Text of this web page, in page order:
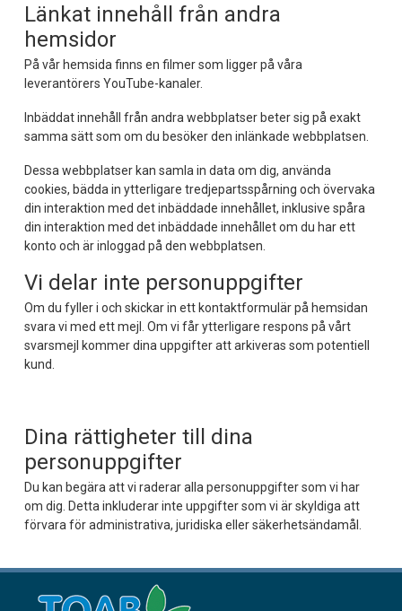
Länkat innehåll från andra
hemsidor
På vår hemsida finns en filmer som ligger på våra
leverantörers YouTube-kanaler.
Inbäddat innehåll från andra webbplatser beter sig på exakt
samma sätt som om du besöker den inlänkade webbplatsen.
Dessa webbplatser kan samla in data om dig, använda
cookies, bädda in ytterligare tredjepartsspårning och övervaka
din interaktion med det inbäddade innehållet, inklusive spåra
din interaktion med det inbäddade innehållet om du har ett
konto och är inloggad på den webbplatsen.
Vi delar inte personuppgifter
Om du fyller i och skickar in ett kontaktformulär på hemsidan
svara vi med ett mejl. Om vi får ytterligare respons på vårt
svarsmejl kommer dina uppgifter att arkiveras som potentiell
kund.
Dina rättigheter till dina
personuppgifter
Du kan begära att vi raderar alla personuppgifter som vi har
om dig. Detta inkluderar inte uppgifter som vi är skyldiga att
förvara för administrativa, juridiska eller säkerhetsändamål.